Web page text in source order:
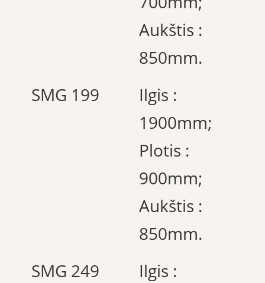
Aukštis :
850mm.
SMG 199
Ilgis :
1900mm;
Plotis :
900mm;
Aukštis :
850mm.
SMG 249
Ilgis :